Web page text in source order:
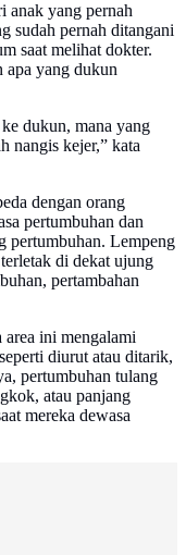
anak yang pernah
sudah pernah ditangani
saat melihat dokter.
apa yang dukun
dukun, mana yang
nangis kejer,” kata
dengan orang
pertumbuhan dan
pertumbuhan. Lempeng
di dekat ujung
pertambahan
area ini mengalami
diurut atau ditarik,
pertumbuhan tulang
atau panjang
mereka dewasa